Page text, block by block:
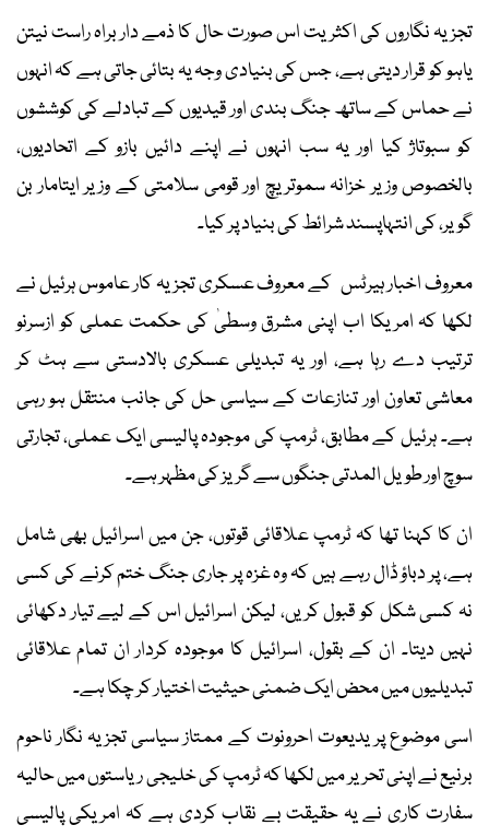
تجزیہ نگاروں کی اکثریت اس صورت حال کا ذمے دار براہ راست نیتن
یاہو کو قرار دیتی ہے، جس کی بنیادی وجہ یہ بتائی جاتی ہے کہ انہوں
نے حماس کے ساتھ جنگ بندی اور قیدیوں کے تبادلے کی کوششوں
کو سبوتاژ کیا اور یہ سب انہوں نے اپنے دائیں بازو کے اتحادیوں،
بالخصوص وزیر خزانہ سموتریچ اور قومی سلامتی کے وزیر ایتامار بن
گویر، کی انتہاپسند شرائط کی بنیاد پر کیا۔
معروف اخبار ہیرٹس کے معروف عسکری تجزیہ کار عاموس ہرئیل نے
لکھا کہ امریکا اب اپنی مشرق وسطیٰ کی حکمت عملی کو ازسرنو
ترتیب دے رہا ہے، اور یہ تبدیلی عسکری بالادستی سے ہٹ کر
معاشی تعاون اور تنازعات کے سیاسی حل کی جانب منتقل ہو رہی
ہے۔ ہرئیل کے مطابق، ٹرمپ کی موجودہ پالیسی ایک عملی، تجارتی
سوچ اور طویل المدتی جنگوں سے گریز کی مظہر ہے۔
ان کا کہنا تھا کہ ٹرمپ علاقائی قوتوں، جن میں اسرائیل بھی شامل
ہے، پر دباؤ ڈال رہے ہیں کہ وہ غزہ پر جاری جنگ ختم کرنے کی کسی
نہ کسی شکل کو قبول کریں، لیکن اسرائیل اس کے لیے تیار دکھائی
نہیں دیتا۔ ان کے بقول، اسرائیل کا موجودہ کردار ان تمام علاقائی
تبدیلیوں میں محض ایک ضمنی حیثیت اختیار کر چکا ہے۔
اسی موضوع پر یدیعوت احرونوت کے ممتاز سیاسی تجزیہ نگار ناحوم
برنیع نے اپنی تحریر میں لکھا کہ ٹرمپ کی خلیجی ریاستوں میں حالیہ
سفارت کاری نے یہ حقیقت بے نقاب کردی ہے کہ امریکی پالیسی